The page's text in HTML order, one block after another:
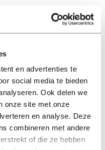
en advertenties te
social media te bieden
Ook delen we
onze site met onze
en analyse. Deze
combineren met andere
of die ze hebben
EN
kan in tentamentijd
tot 94 uur per week,
Tilburgs onderzoek